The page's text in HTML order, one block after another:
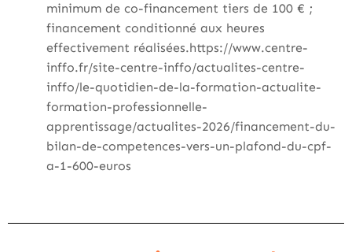
minimum de co-financement tiers de 100 € ;
financement conditionné aux heures
effectivement réalisées.https://www.centre-
inffo.fr/site-centre-inffo/actualites-centre-
inffo/le-quotidien-de-la-formation-actualite-
formation-professionnelle-
apprentissage/actualites-2026/financement-du-
bilan-de-competences-vers-un-plafond-du-cpf-
a-1-600-euros